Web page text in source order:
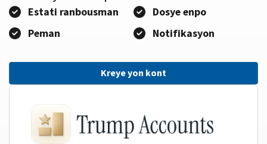
Estati ranbousman
Dosye enpo
Peman
Notifikasyon
Kreye yon kont